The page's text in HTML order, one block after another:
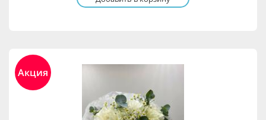
Акция